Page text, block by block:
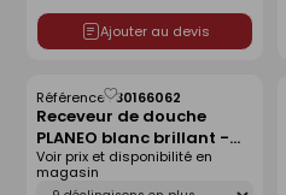
Ajouter au devis
Receveur de douche
PLANEO blanc brillant -
160 x 80 cm
Référence :30166062
Déclinaison
Voir prix et disponibilité en
magasin
Enregistrer
comme
liste